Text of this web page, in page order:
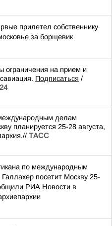
прилетел собственнику
за борщевик
ограничения на прием и
Подписаться /
делам
планируется 25-28 августа,
ТАСС
по международным
посетит Москву 25-
РИА Новости в